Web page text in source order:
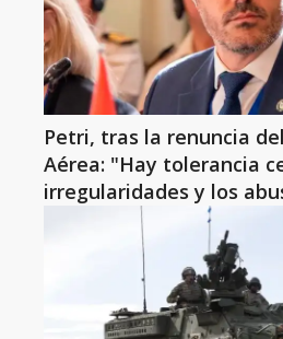
Petri, tras la renuncia
Aérea: "Hay tolerancia
irregularidades y los